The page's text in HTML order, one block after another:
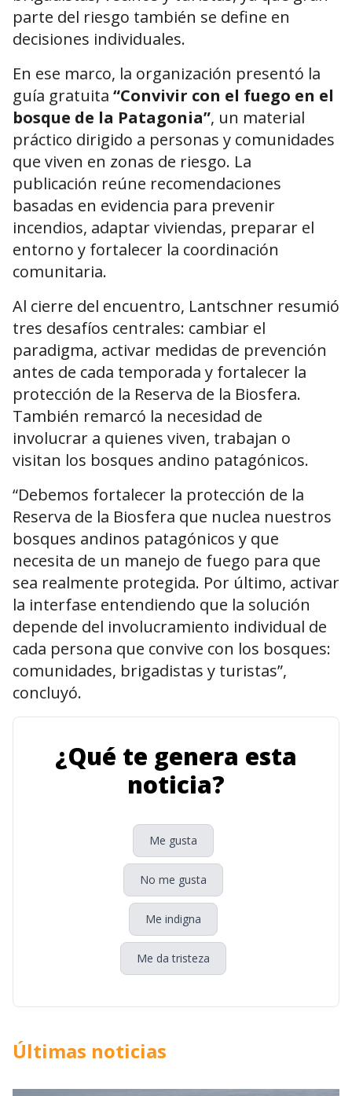
parte del riesgo también se define en
decisiones individuales.
En ese marco, la organización presentó la
guía gratuita “Convivir con el fuego en el
bosque de la Patagonia”, un material
práctico dirigido a personas y comunidades
que viven en zonas de riesgo. La
publicación reúne recomendaciones
basadas en evidencia para prevenir
incendios, adaptar viviendas, preparar el
entorno y fortalecer la coordinación
comunitaria.
Al cierre del encuentro, Lantschner resumió
tres desafíos centrales: cambiar el
paradigma, activar medidas de prevención
antes de cada temporada y fortalecer la
protección de la Reserva de la Biosfera.
También remarcó la necesidad de
involucrar a quienes viven, trabajan o
visitan los bosques andino patagónicos.
“Debemos fortalecer la protección de la
Reserva de la Biosfera que nuclea nuestros
bosques andinos patagónicos y que
necesita de un manejo de fuego para que
sea realmente protegida. Por último, activar
la interfase entendiendo que la solución
depende del involucramiento individual de
cada persona que convive con los bosques:
comunidades, brigadistas y turistas”,
concluyó.
¿Qué te genera esta
noticia?
Me gusta
No me gusta
Me indigna
Me da tristeza
Últimas noticias